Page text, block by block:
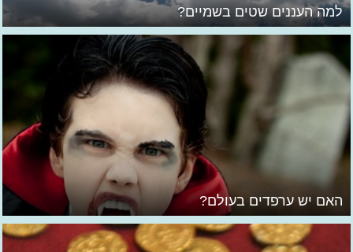
למה העננים שטים בשמיים?
האם יש ערפדים בעולם?